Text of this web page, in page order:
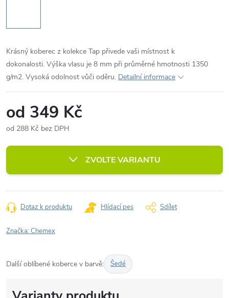
Krásný koberec z kolekce Tap přivede vaši místnost k
dokonalosti. Výška vlasu je 8 mm při průměrné hmotnosti 1350
g/m2. Vysoká odolnost vůči oděru. Detailní informace
od 349 Kč
od 288 Kč bez DPH
cena:
ZVOLTE VARIANTU
Dotaz k produktu Hlídací pes Sdílet
Značka:Chemex
Další oblíbené koberce v barvě: Šedé